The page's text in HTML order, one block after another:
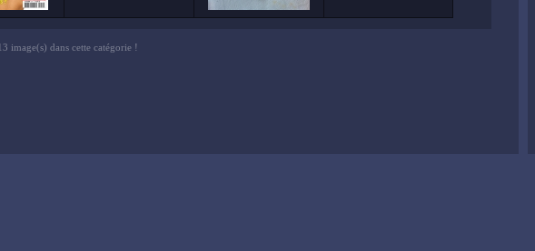
image(s) dans cette catégorie !